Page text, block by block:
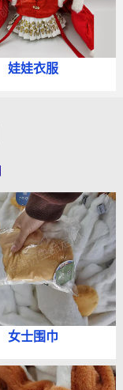
娃娃衣服
女士围巾